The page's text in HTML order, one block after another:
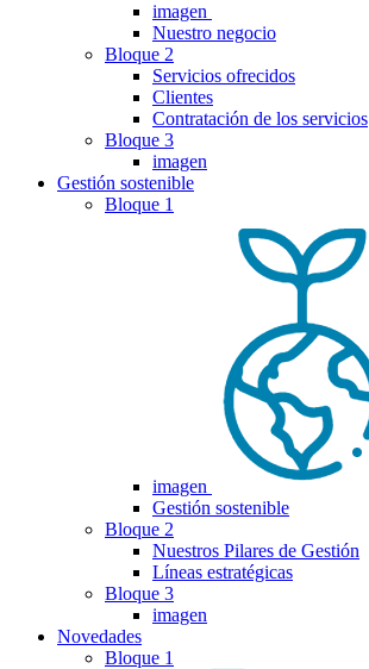
imagen
Nuestro negocio
Bloque 2
Servicios ofrecidos
Clientes
Contratación de los servicios
Bloque 3
imagen
Gestión sostenible
Bloque 1
imagen
Gestión sostenible
Bloque 2
Nuestros Pilares de Gestión
Líneas estratégicas
Bloque 3
imagen
Novedades
Bloque 1